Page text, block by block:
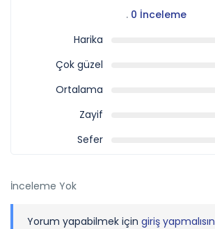
. 0 İnceleme
Harika
Çok güzel
Ortalama
Zayif
Sefer
İnceleme Yok
Yorum yapabilmek için giriş yapmalısın